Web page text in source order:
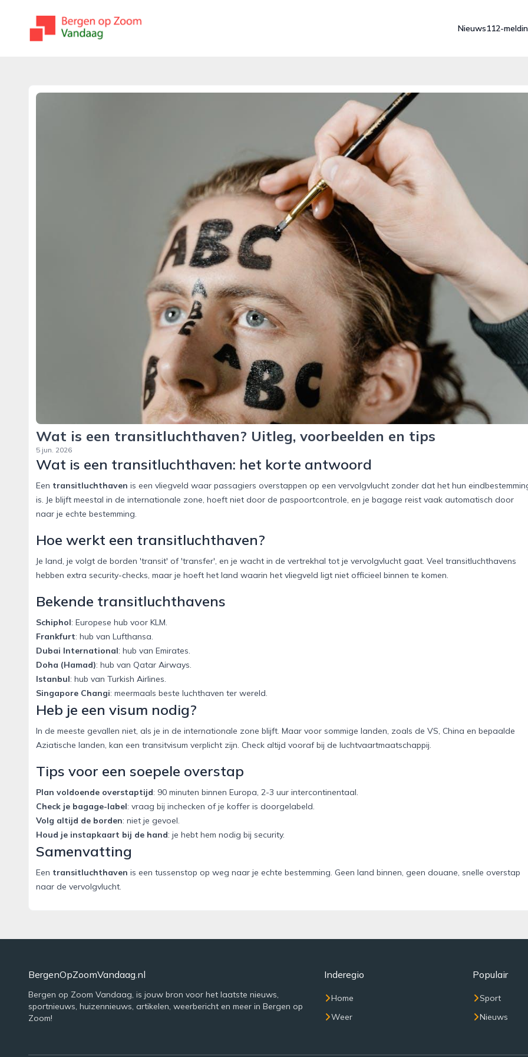
bergenopzoomvandaag.nl
Nieuws112-
Wat is een transitluchthaven? Uitleg, voorbeelden en tips
5 jun. 2026
Wat is een transitluchthaven: het korte antwoord
Een transitluchthaven is een vliegveld waar passagiers overstappen op een vervolgvlucht zonder dat het hun
is. Je blijft meestal in de internationale zone, hoeft niet door de paspoortcontrole, en je bagage reist vaak automatisch door
naar je echte bestemming.
Hoe werkt een transitluchthaven?
Je land, je volgt de borden 'transit' of 'transfer', en je wacht in de vertrekhal tot je vervolgvlucht gaat. Veel transitluchthavens
hebben extra security-checks, maar je hoeft het land waarin het vliegveld ligt niet officieel binnen te komen.
Bekende transitluchthavens
Schiphol: Europese hub voor KLM.
Frankfurt: hub van Lufthansa.
Dubai International: hub van Emirates.
Doha (Hamad): hub van Qatar Airways.
Istanbul: hub van Turkish Airlines.
Singapore Changi: meermaals beste luchthaven ter wereld.
Heb je een visum nodig?
In de meeste gevallen niet, als je in de internationale zone blijft. Maar voor sommige landen, zoals de VS, China en bepaalde
Aziatische landen, kan een transitvisum verplicht zijn. Check altijd vooraf bij de luchtvaartmaatschappij.
Tips voor een soepele overstap
Plan voldoende overstaptijd: 90 minuten binnen Europa, 2-3 uur intercontinentaal.
Check je bagage-label: vraag bij inchecken of je koffer is doorgelabeld.
Volg altijd de borden: niet je gevoel.
Houd je instapkaart bij de hand: je hebt hem nodig bij security.
Samenvatting
Een transitluchthaven is een tussenstop op weg naar je echte bestemming. Geen land binnen, geen douane, snelle overstap
naar de vervolgvlucht.
BergenOpZoomVandaag.nl
Bergen op Zoom Vandaag, is jouw bron voor het laatste nieuws,
sportnieuws, huizennieuws, artikelen, weerbericht en meer in Bergen op
Zoom!
Inderegio
Home
Weer
Populair
Sport
Nieuws